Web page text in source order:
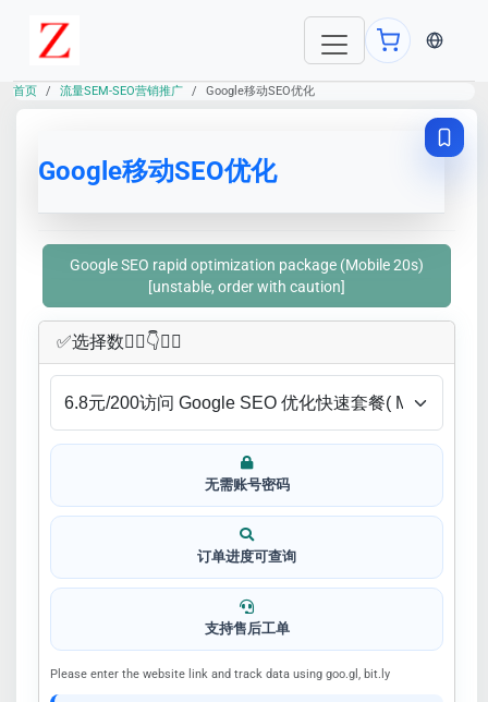
当前语
首页 流量SEM-SEO营销推广 Google移动SEO优化
Google移动SEO优化
Google SEO rapid optimization package (Mobile 20s)
[unstable, order with caution]
✅​选择数👇🏻​​👇👇🏻​​
无需账号密码
订单进度可查询
支持售后工单
Please enter the website link and track data using goo.gl, bit.ly